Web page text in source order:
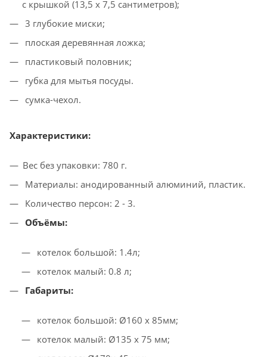
с крышкой (13,5 x 7,5 сантиметров);
3 глубокие миски;
плоская деревянная ложка;
пластиковый половник;
губка для мытья посуды.
сумка-чехол.
Характеристики:
Вес без упаковки: 780 г.
Материалы: анодированный алюминий, пластик.
Количество персон: 2 - 3.
Объёмы:
котелок большой: 1.4л;
котелок малый: 0.8 л;
Габариты:
котелок большой: Ø160 х 85мм;
котелок малый: Ø135 х 75 мм;